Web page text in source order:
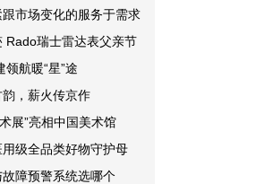
市场变化的服务于需求
Rado瑞士雷达表父亲节
航暖“星”途
，薪火传京作
展”亮相中国美术馆
级全品类好物守护母
障预警系统选哪个